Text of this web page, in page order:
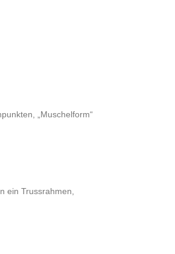
„Muschelform“
ein Trussrahmen,